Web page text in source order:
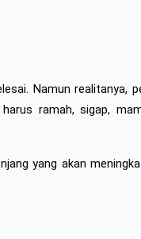
Namun realitanya,
ramah, sigap,
yang akan